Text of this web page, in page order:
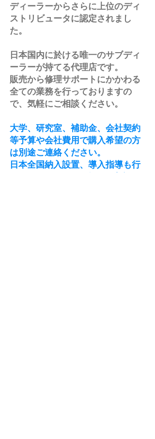
ディーラーからさらに上位のディ
ストリビュータに認定されまし
た。
日本国内に於ける唯一のサブディ
ーラーが持てる代理店です。
販売から修理サポートにかかわる
全ての業務を行っておりますの
で、気軽にご相談ください。
大学、研究室、補助金、会社契約
等予算や会社費用で購入希望の方
は別途ご連絡ください。
日本全国納入設置、導入指導も行